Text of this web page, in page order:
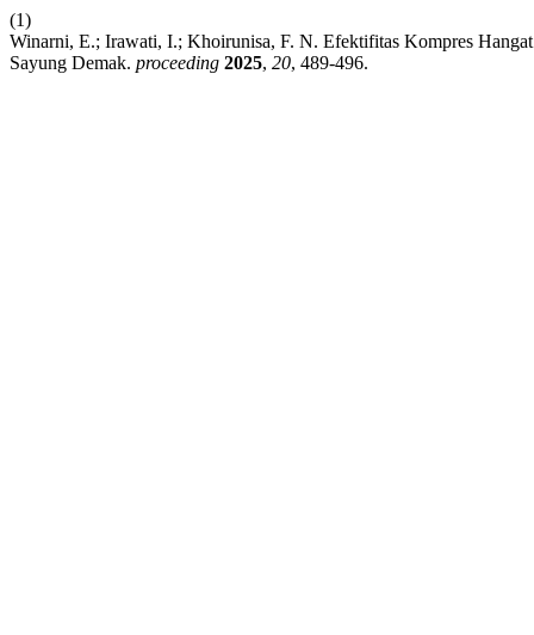
(1)
Winarni, E.; Irawati, I.; Khoirunisa, F. N. Efektifitas Kompres
Sayung Demak. proceeding 2025, 20, 489-496.